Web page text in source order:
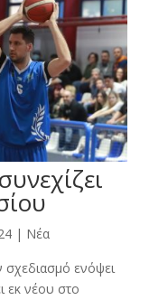
| Νέα
σχεδιασμό ενόψει
εκ νέου στο